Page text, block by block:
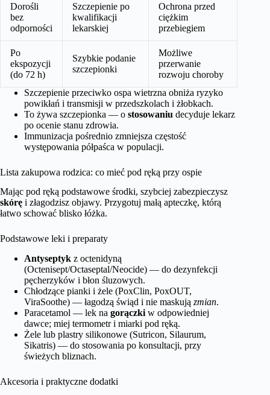
Dorośli
bez
odporności
Szczepienie po
kwalifikacji
lekarskiej
Ochrona przed
ciężkim
przebiegiem
Po
ekspozycji
(do 72 h)
Szybkie podanie
szczepionki
Możliwe
przerwanie
rozwoju choroby
Szczepienie przeciwko ospa wietrzna obniża ryzyko
powikłań i transmisji w przedszkolach i żłobkach.
To żywa szczepionka — o stosowaniu decyduje lekarz
po ocenie stanu zdrowia.
Immunizacja pośrednio zmniejsza częstość
występowania półpaśca w populacji.
Lista zakupowa rodzica: co mieć pod ręką przy ospie
Mając pod ręką podstawowe środki, szybciej zabezpieczysz
skórę i złagodzisz objawy. Przygotuj małą apteczkę, którą
łatwo schować blisko łóżka.
Podstawowe leki i preparaty
Antyseptyk z octenidyną
(Octenisept/Octaseptal/Neocide) — do dezynfekcji
pęcherzyków i błon śluzowych.
Chłodzące pianki i żele (PoxClin, PoxOUT,
ViraSoothe) — łagodzą świąd i nie maskują zmian.
Paracetamol — lek na gorączki w odpowiedniej
dawce; miej termometr i miarki pod ręką.
Żele lub plastry silikonowe (Sutricon, Silaurum,
Sikatris) — do stosowania po konsultacji, przy
świeżych bliznach.
Akcesoria i praktyczne dodatki